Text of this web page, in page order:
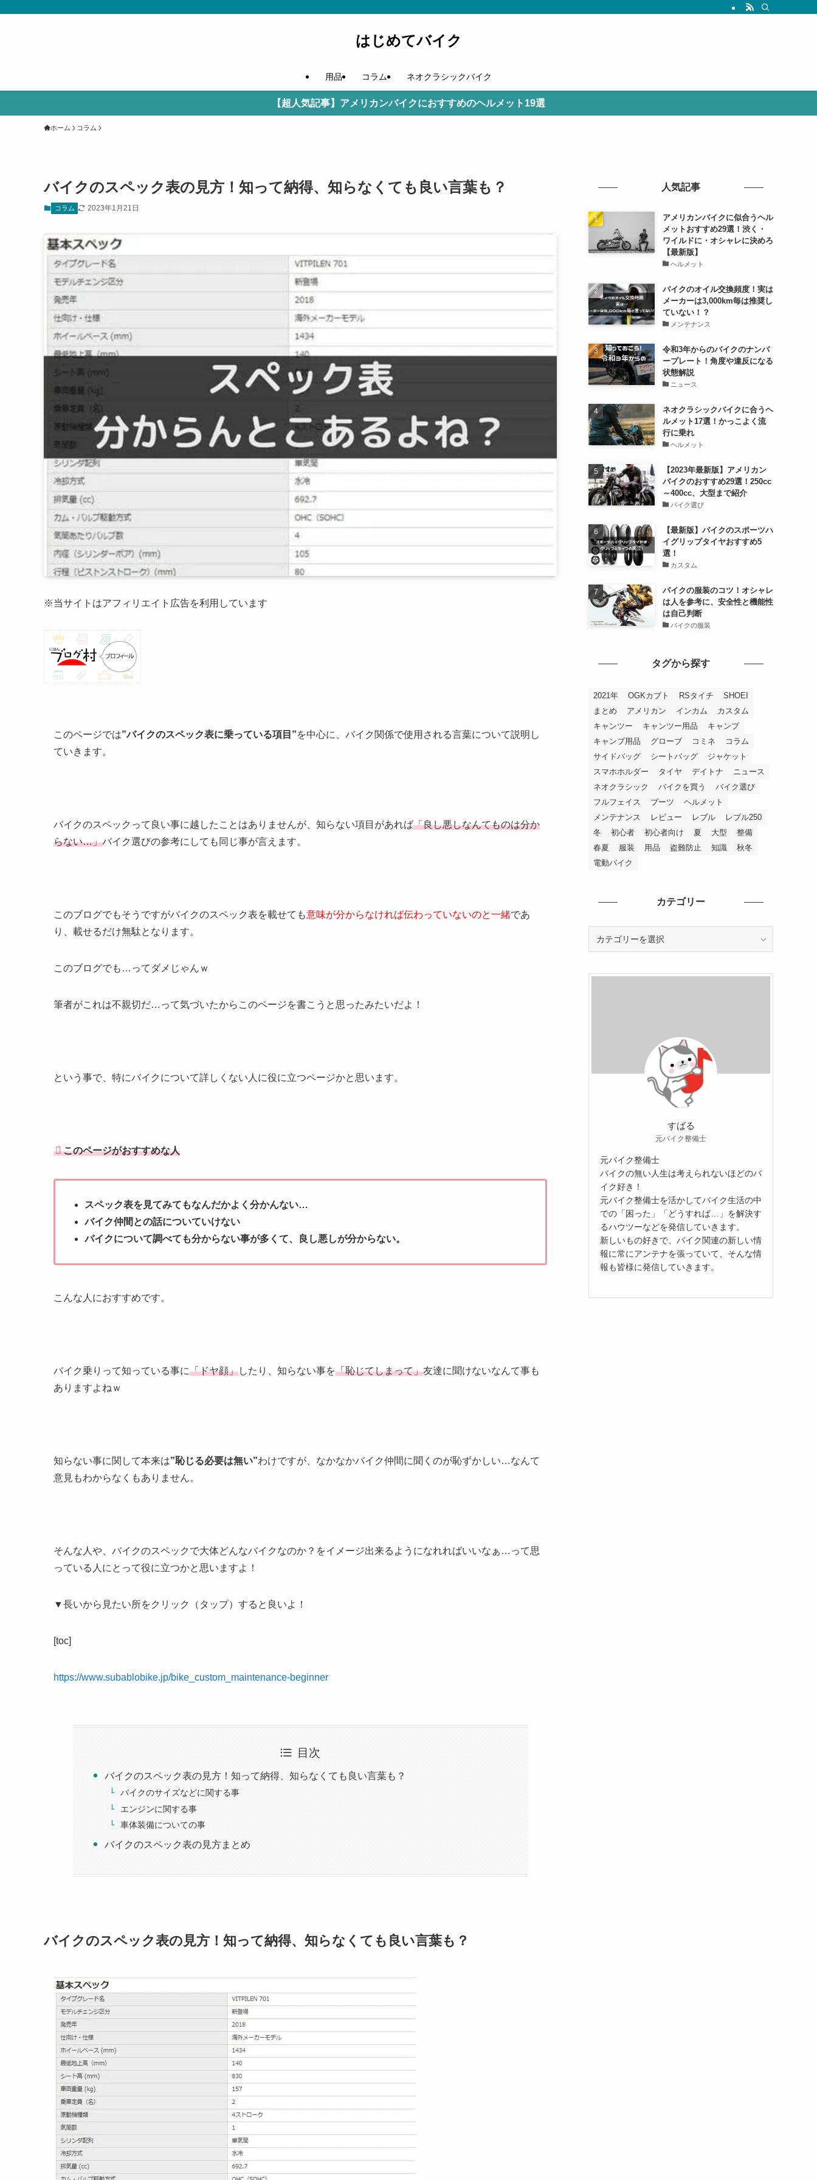
はじめてバイク
用品 コラム ネオクラシックバイク
【超人気記事】アメリカンバイクにおすすめのヘルメット19選
ホーム コラム
バイクのスペック表の見方！知って納得、知らなくても良い言葉も？
コラム 2023年1月21日
※当サイトはアフィリエイト広告を利用しています
このページでは”バイクのスペック表に乗っている項目”を中心に、バイク関係で使用される言葉について説明し
ていきます。
バイクのスペックって良い事に越したことはありませんが、知らない項目があれば「良し悪しなんてものは分か
らない…」バイク選びの参考にしても同じ事が言えます。
このブログでもそうですがバイクのスペック表を載せても意味が分からなければ伝わっていないのと一緒であ
り、載せるだけ無駄となります。
このブログでも…ってダメじゃんｗ
筆者がこれは不親切だ…って気づいたからこのページを書こうと思ったみたいだよ！
という事で、特にバイクについて詳しくない人に役に立つページかと思います。
このページがおすすめな人
スペック表を見てみてもなんだかよく分かんない…
バイク仲間との話についていけない
バイクについて調べても分からない事が多くて、良し悪しが分からない。
こんな人におすすめです。
バイク乗りって知っている事に「ドヤ顔」したり、知らない事を「恥じてしまって」友達に聞けないなんて事も
ありますよねｗ
知らない事に関して本来は”恥じる必要は無い”わけですが、なかなかバイク仲間に聞くのが恥ずかしい…なんて
意見もわからなくもありません。
そんな人や、バイクのスペックで大体どんなバイクなのか？をイメージ出来るようになれればいいなぁ…って思
っている人にとって役に立つかと思いますよ！
▼長いから見たい所をクリック（タップ）すると良いよ！
[toc]
https://www.subablobike.jp/bike_custom_maintenance-beginner
目次
バイクのスペック表の見方！知って納得、知らなくても良い言葉も？
バイクのサイズなどに関する事
エンジンに関する事
車体装備についての事
バイクのスペック表の見方まとめ
バイクのスペック表の見方！知って納得、知らなくても良い言葉も？
人気記事
アメリカンバイクに似合うヘル
メットおすすめ29選！渋く・
ワイルドに・オシャレに決めろ
【最新版】
ヘルメット
バイクのオイル交換頻度！実は
メーカーは3,000km毎は推奨し
ていない！？
メンテナンス
令和3年からのバイクのナンバ
ープレート！角度や違反になる
状態解説
ニュース
ネオクラシックバイクに合うヘ
ルメット17選！かっこよく流
行に乗れ
ヘルメット
【2023年最新版】アメリカン
バイクのおすすめ29選！250cc
～400cc、大型まで紹介
バイク選び
【最新版】バイクのスポーツハ
イグリップタイヤおすすめ5
選！
カスタム
バイクの服装のコツ！オシャレ
は人を参考に、安全性と機能性
は自己判断
バイクの服装
タグから探す
2021年 OGKカブト RSタイチ
SHOEI
まとめ
アメリカン インカム
カスタム
キャンツー
キャンツー用品
キャンプ
キャンプ用品
グローブ コミネ
コラム
サイドバッグ
シートバッグ
ジャケット
スマホホルダー
タイヤ デイトナ
ニュース
ネオクラシック
バイクを買う
バイク選び
フルフェイス
ブーツ
ヘルメット
メンテナンス
レビュー レブル
レブル250
冬
初心者 初心者向け 夏 大型
整備
春夏
服装 用品 盗難防止 知識
秋冬
電動バイク
カテゴリー
リ
すばる
元バイク整備士
元バイク整備士
バイクの無い人生は考えられないほどのバ
イク好き！
元バイク整備士を活かしてバイク生活の中
での「困った」「どうすれば…」を解決す
るハウツーなどを発信していきます。
新しいもの好きで、バイク関連の新しい情
報に常にアンテナを張っていて、そんな情
報も皆様に発信していきます。